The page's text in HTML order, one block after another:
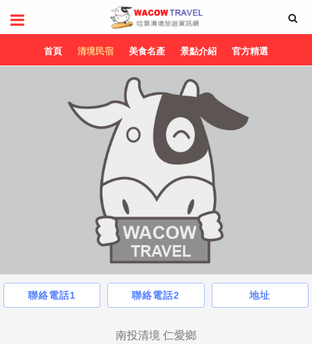
首頁 清境民宿 美食名產 景點介紹 官方精選
聯絡電話1 聯絡電話2 地址
南投清境 仁愛鄉